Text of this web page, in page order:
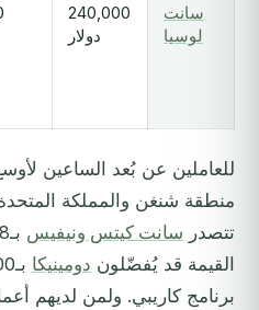
سانت
لوسيا
240,000
دولار
للعاملين عن بُعد الساعين
منطقة شنغن والمملكة
تتصدر سانت كيتس ونيفيس
القيمة قد يُفضّلون دومينيكا
برنامج كاريبي. ولمن لديهم